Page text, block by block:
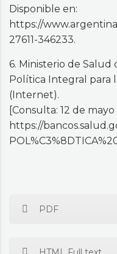
Disponible en:
https://
27611-346233.
6. Ministerio de Salud
Política Integral para
(Internet).
[Consulta: 12 de
https://
PDF